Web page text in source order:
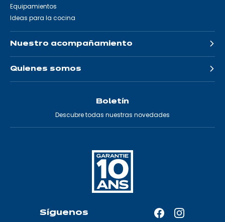
Equipamientos
Ideas para la cocina
Nuestro acompañamiento
Quienes somos
Boletín
Descubre todas nuestras novedades
Síguenos FacebookInstagram